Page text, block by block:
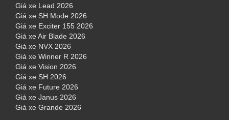
Giá xe Lead 2026
Giá xe SH Mode 2026
Giá xe Exciter 155 2026
Giá xe Air Blade 2026
Giá xe NVX 2026
Giá xe Winner R 2026
Giá xe Vision 2026
Giá xe SH 2026
Giá xe Future 2026
Giá xe Janus 2026
Giá xe Grande 2026